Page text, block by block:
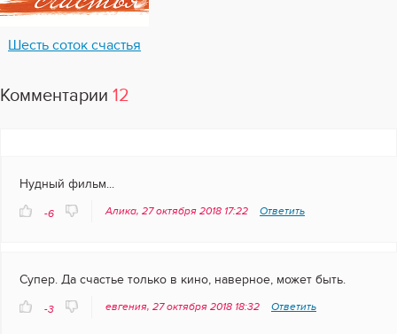
Шесть соток счастья
Комментарии 12
Нудный фильм...
-6 Алика, 27 октября 2018 17:22 Ответить
Супер. Да счастье только в кино, наверное, может быть.
-3 евгения, 27 октября 2018 18:32 Ответить